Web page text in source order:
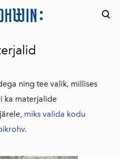
ning tee valik, millises
ka materjalide
miks valida kodu